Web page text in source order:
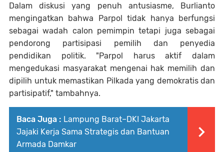
Dalam diskusi yang penuh antusiasme, Burlianto
mengingatkan bahwa Parpol tidak hanya berfungsi
sebagai wadah calon pemimpin tetapi juga sebagai
pendorong partisipasi pemilih dan penyedia
pendidikan politik. "Parpol harus aktif dalam
mengedukasi masyarakat mengenai hak memilih dan
dipilih untuk memastikan Pilkada yang demokratis dan
partisipatif," tambahnya.
Baca Juga : Lampung Barat–DKI Jakarta
Jajaki Kerja Sama Strategis dan Bantuan
Armada Damkar